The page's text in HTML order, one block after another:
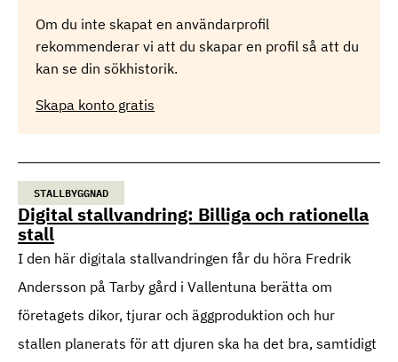
STALLBYGGNAD
Digital stallvandring: Billiga och rationella
stall
I den här digitala stallvandringen får du höra Fredrik
Andersson på Tarby gård i Vallentuna berätta om
företagets dikor, tjurar och äggproduktion och hur
stallen planerats för att djuren ska ha det bra, samtidigt
Om du inte skapat en användarprofil
rekommenderar vi att du skapar en profil så att du
kan se din sökhistorik.
Skapa konto gratis